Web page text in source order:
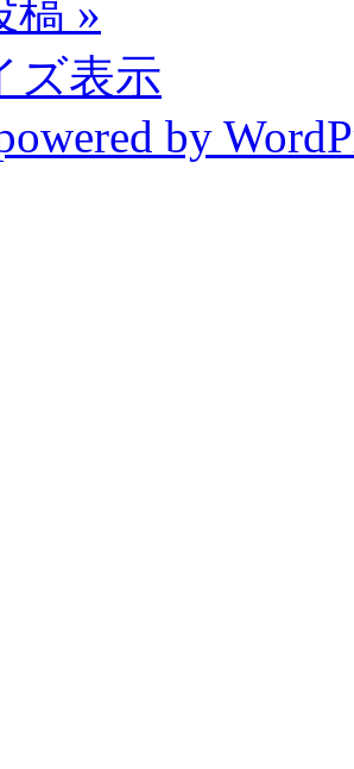
稿 »
ズ表示
by